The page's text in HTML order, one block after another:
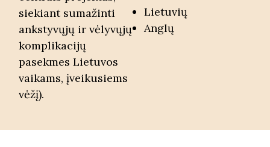
siekiant sumažinti
ankstyvųjų ir vėlyvųjų
komplikacijų
pasekmes Lietuvos
vaikams, įveikusiems
vėžį).
Lietuvių
Anglų